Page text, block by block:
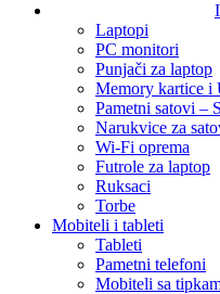
Laptopi
PC monitori
Punjači za laptop
Memory kartice i
Pametni satovi –
Narukvice za
Wi-Fi oprema
Futrole za laptop
Ruksaci
Torbe
Mobiteli i tableti
Tableti
Pametni telefoni
Mobiteli sa